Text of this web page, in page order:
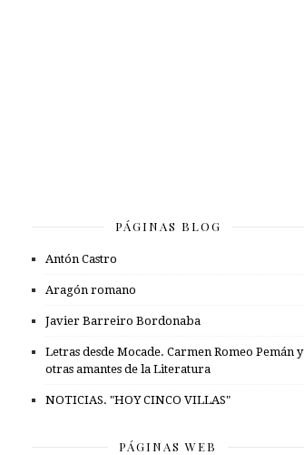
PÁGINAS BLOG
Antón Castro
Aragón romano
Javier Barreiro Bordonaba
Letras desde Mocade. Carmen Romeo Pemán y
otras amantes de la Literatura
NOTICIAS. "HOY CINCO VILLAS"
PÁGINAS WEB